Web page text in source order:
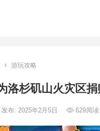
游玩攻略
洛杉矶山火灾区
发布: 2025年2月5日 629阅读